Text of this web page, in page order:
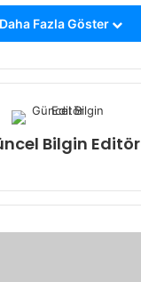
Daha Fazla Göster
Bilgin Editör